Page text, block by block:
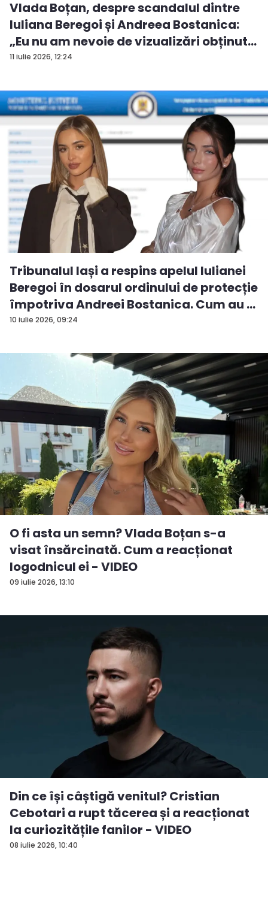
11 iulie 2026, 12:24
Vlada Boțan, despre scandalul dintre
Iuliana Beregoi și Andreea Bostanica:
„Eu nu am nevoie de vizualizări obținut...
10 iulie 2026, 09:24
Tribunalul Iași a respins apelul Iulianei
Beregoi în dosarul ordinului de protecție
împotriva Andreei Bostanica. Cum au ...
09 iulie 2026, 13:10
O fi asta un semn? Vlada Boțan s-a
visat însărcinată. Cum a reacționat
logodnicul ei - VIDEO
08 iulie 2026, 10:40
Din ce își câștigă venitul? Cristian
Cebotari a rupt tăcerea și a reacționat
la curiozitățile fanilor - VIDEO